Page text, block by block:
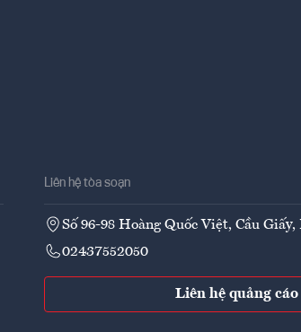
Liên hệ tòa soạn
Số 96-98 Hoàng Quốc Việt, Cầu
02437552050
Liên hệ quảng cáo